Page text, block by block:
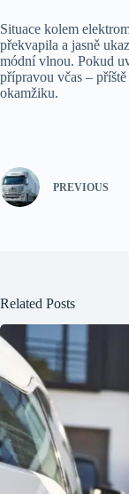
Situace kolem
překvapila a jasně
módní vlnou. Pokud
přípravou včas –
okamžiku.
PREVIOUS
Related Posts